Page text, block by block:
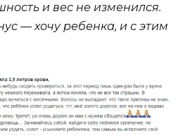
и вес не изменился.
— хочу ребенка, и с этим